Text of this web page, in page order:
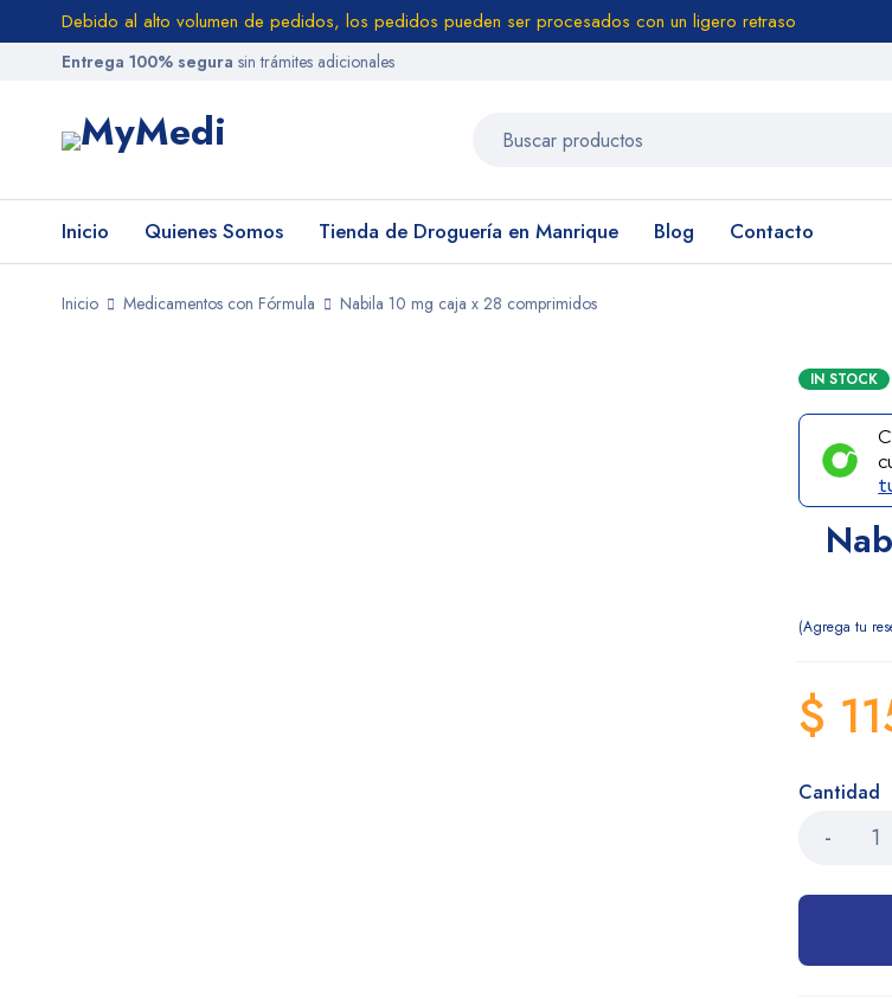
Debido al alto volumen de pedidos, los pedidos pueden ser procesados con un ligero retraso
Entrega 100% segura sin trámites adicionales
Inicio Quienes Somos Tienda de Droguería en Manrique Blog Contacto
Inicio Medicamentos con Fórmula Nabila 10 mg caja x 28 comprimidos
IN STOCK
Agrega tu
$
Cantidad